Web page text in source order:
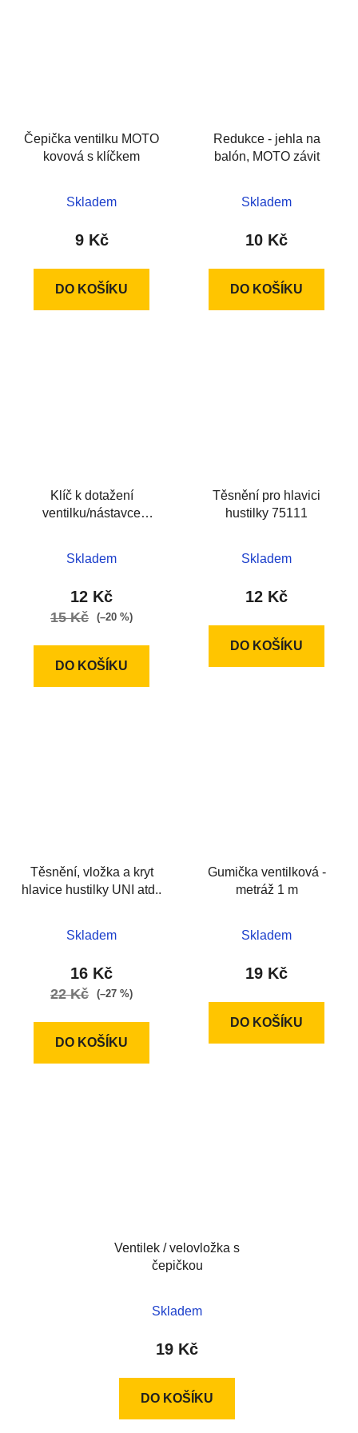
Čepička ventilku MOTO
kovová s klíčkem
Skladem
9 Kč
DO KOŠÍKU
Redukce - jehla na
balón, MOTO závit
Skladem
10 Kč
DO KOŠÍKU
Klíč k dotažení
ventilku/nástavce
Skladem
12 Kč
15 Kč (–20 %)
DO KOŠÍKU
Těsnění pro hlavici
hustilky 75111
Skladem
12 Kč
DO KOŠÍKU
Těsnění, vložka a kryt
hlavice hustilky UNI atd..
Skladem
16 Kč
22 Kč (–27 %)
DO KOŠÍKU
Gumička ventilková -
metráž 1 m
Skladem
19 Kč
DO KOŠÍKU
Ventilek / velovložka s
čepičkou
Skladem
19 Kč
DO KOŠÍKU